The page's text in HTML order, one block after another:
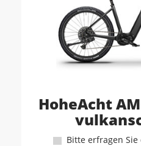
HoheAcht
Bitte erfragen